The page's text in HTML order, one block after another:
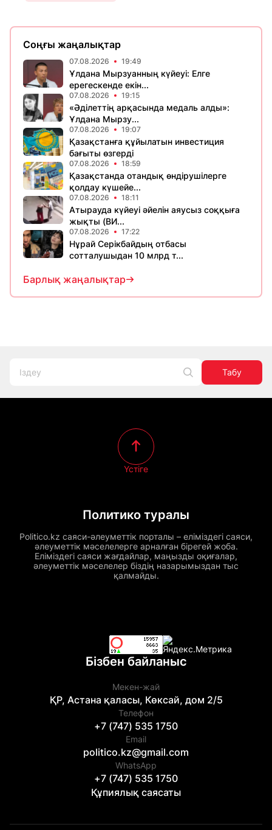
Соңғы жаңалықтар
07.08.2026 19:49
Ұлдана Мырзуанның күйеуі: Елге
ерегескенде екін...
07.08.2026 19:15
«Әділеттің арқасында медаль алды»:
Ұлдана Мырзу...
07.08.2026 19:07
Қазақстанға құйылатын инвестиция
бағыты өзгерді
07.08.2026 18:59
Қазақстанда отандық өндірушілерге
қолдау күшейе...
07.08.2026 18:11
Атырауда күйеуі әйелін аяусыз соққыға
жықты (ВИ...
07.08.2026 17:22
Нұрай Серікбайдың отбасы
сотталушыдан 10 млрд т...
Барлық жаңалықтар
Табу
Политико туралы
Politico.kz саяси-әлеуметтік порталы – еліміздегі саяси,
әлеуметтік мәселелерге арналған бірегей жоба.
Еліміздегі саяси жағдайлар, маңызды оқиғалар,
әлеуметтік мәселелер біздің назарымыздан тыс
қалмайды.
Үстіге
Бізбен байланыс
Мекен-жай
ҚР, Астана қаласы, Көксай, дом 2/5
Телефон
+7 (747) 535 1750
Email
politico.kz@gmail.com
WhatsApp
+7 (747) 535 1750
Құпиялық саясаты